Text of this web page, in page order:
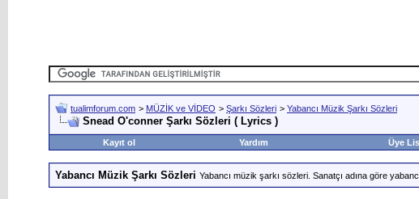
tualimforum.com > MÜZİK ve VİDEO > Şarkı Sözleri > Yabancı Müzik Şarkı Sözleri
Snead O'conner Şarkı Sözleri ( Lyrics )
Kayıt ol
Yardım Üye
Yabancı Müzik Şarkı Sözleri Yabancı müzik şarkı sözleri. Sanatçı adına göre